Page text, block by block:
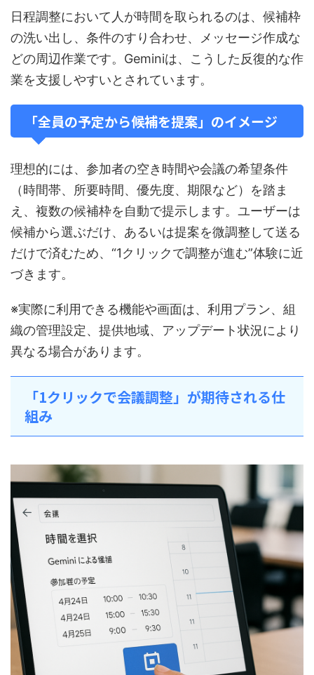
日程調整において人が時間を取られるのは、候補枠
の洗い出し、条件のすり合わせ、メッセージ作成な
どの周辺作業です。Geminiは、こうした反復的な作
業を支援しやすいとされています。
「全員の予定から候補を提案」のイメージ
理想的には、参加者の空き時間や会議の希望条件
（時間帯、所要時間、優先度、期限など）を踏ま
え、複数の候補枠を自動で提示します。ユーザーは
候補から選ぶだけ、あるいは提案を微調整して送る
だけで済むため、“1クリックで調整が進む”体験に近
づきます。
※実際に利用できる機能や画面は、利用プラン、組
織の管理設定、提供地域、アップデート状況により
異なる場合があります。
「1クリックで会議調整」が期待される仕
組み